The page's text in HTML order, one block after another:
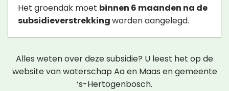
Het groendak moet binnen 6 maanden na de
subsidieverstrekkingworden aangelegd.
Alles weten over deze subsidie? U leest het op de
website van waterschap Aa en Maas en gemeente
‘s-Hertogenbosch.